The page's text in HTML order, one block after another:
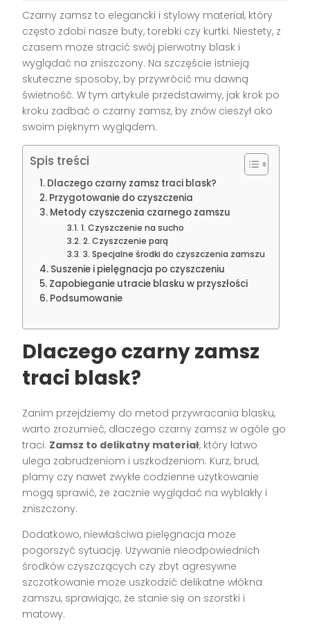
Czarny zamsz to elegancki i stylowy materiał, który
często zdobi nasze buty, torebki czy kurtki. Niestety, z
czasem może stracić swój pierwotny blask i
wyglądać na zniszczony. Na szczęście istnieją
skuteczne sposoby, by przywrócić mu dawną
świetność. W tym artykule przedstawimy, jak krok po
kroku zadbać o czarny zamsz, by znów cieszył oko
swoim pięknym wyglądem.
Spis treści
Dlaczego czarny zamsz traci blask?
Przygotowanie do czyszczenia
Metody czyszczenia czarnego zamszu
1. Czyszczenie na sucho
2. Czyszczenie parą
3. Specjalne środki do czyszczenia zamszu
Suszenie i pielęgnacja po czyszczeniu
Zapobieganie utracie blasku w przyszłości
Podsumowanie
Dlaczego czarny zamsz
traci blask?
Zanim przejdziemy do metod przywracania blasku,
warto zrozumieć, dlaczego czarny zamsz w ogóle go
traci. Zamsz to delikatny materiał, który łatwo
ulega zabrudzeniom i uszkodzeniom. Kurz, brud,
plamy czy nawet zwykłe codzienne użytkowanie
mogą sprawić, że zacznie wyglądać na wyblakły i
zniszczony.
Dodatkowo, niewłaściwa pielęgnacja może
pogorszyć sytuację. Używanie nieodpowiednich
środków czyszczących czy zbyt agresywne
szczotkowanie może uszkodzić delikatne włókna
zamszu, sprawiając, że stanie się on szorstki i
matowy.